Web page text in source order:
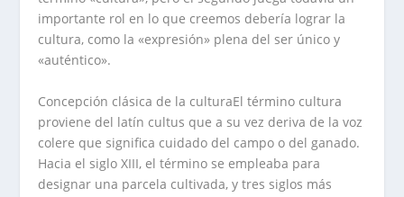
importante rol en lo que creemos debería lograr la
cultura, como la «expresión» plena del ser único y
«auténtico».
Concepción clásica de la culturaEl término cultura
proviene del latín cultus que a su vez deriva de la voz
colere que significa cuidado del campo o del ganado.
Hacia el siglo XIII, el término se empleaba para
designar una parcela cultivada, y tres siglos más